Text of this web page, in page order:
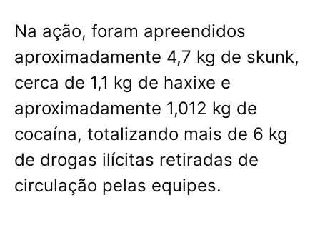
Na ação, foram apreendidos
aproximadamente 4,7 kg de skunk,
cerca de 1,1 kg de haxixe e
aproximadamente 1,012 kg de
cocaína, totalizando mais de 6 kg
de drogas ilícitas retiradas de
circulação pelas equipes.